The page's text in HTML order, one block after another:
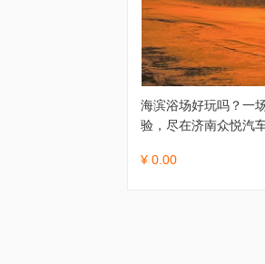
海滨浴场好玩吗？一
验，尽在济南众悦汽
¥ 0.00